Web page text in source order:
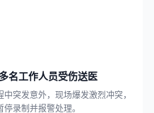
名工作人员受伤送医
突发意外，现场爆发激烈冲突，
录制并报警处理。